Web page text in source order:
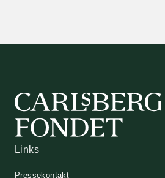
Links
Pressekontakt